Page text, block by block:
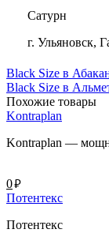
Сатурн
г. Ульяновск,
Black Size в
Black Size в
Похожие товары
Kontraplan
Kontraplan —
0руб.
Потентекс
Потентекс